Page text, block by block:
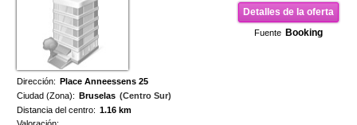
Detalles de la oferta
Fuente Booking
Dirección: Place Anneessens 25
Ciudad (Zona): Bruselas (Centro Sur)
Distancia del centro: 1.16 km